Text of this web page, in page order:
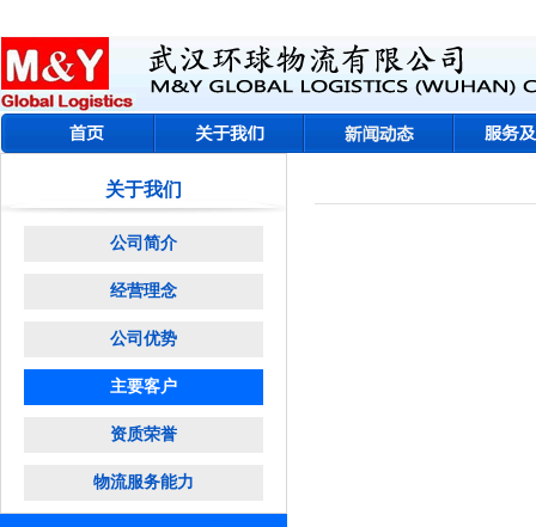
关于我们
公司简介
经营理念
公司优势
主要客户
资质荣誉
物流服务能力